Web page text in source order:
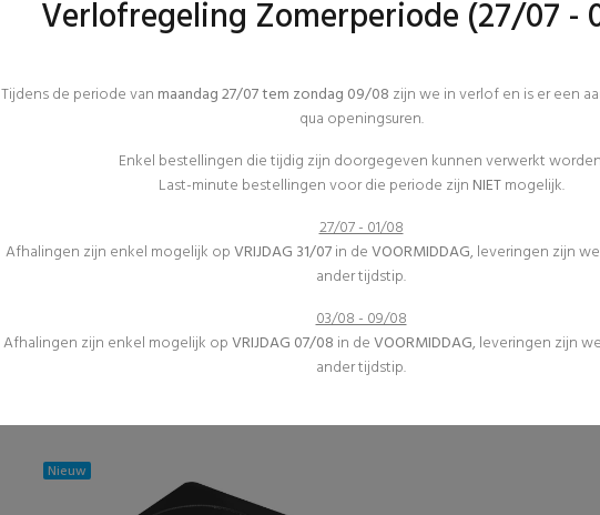
€1,38 excl. btw €2,21 excl. btw
Keukenmateriaal
Keukenmateriaal
Nieuw
Verlofregeling Zomerperiode (27/07 -
Tijdens de periode van maandag 27/07 tem zondag 09/08 zijn we in verlof en is er een
qua openingsuren.
Enkel bestellingen die tijdig zijn doorgegeven kunnen verwerkt
Last-minute bestellingen voor die periode zijn NIETmogelijk.
27/07 - 01/08
Afhalingen zijn enkel mogelijk opVRIJDAG 31/07in deVOORMIDDAG, leveringen zijn
ander tijdstip.
03/08 - 09/08
Afhalingen zijn enkel mogelijk opVRIJDAG 07/08 in deVOORMIDDAG, leveringen zijn
ander tijdstip.